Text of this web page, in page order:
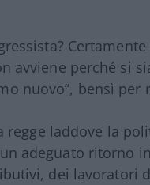
avviene perché si
nuovo”, bensì
laddove la
adeguato ritorno
dei lavoratori